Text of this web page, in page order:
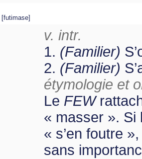
[futimase]
v. intr.
1. (Familier)
2. (Familier)
étymologie et
Le FEW
« masser ». Si
« s’en foutre
sans